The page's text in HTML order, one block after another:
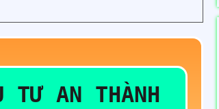
TƯ AN THÀNH